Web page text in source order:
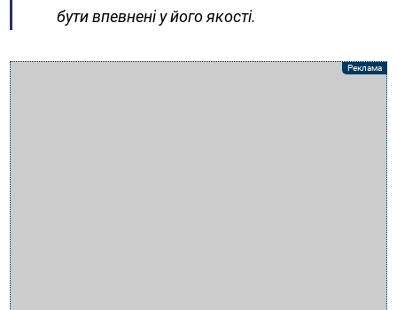
бути впевнені у його якості.